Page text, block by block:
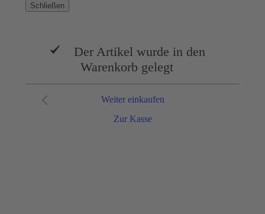
Schließen
Der Artikel wurde in den
Warenkorb gelegt
Zur Kasse
Weiter einkaufen